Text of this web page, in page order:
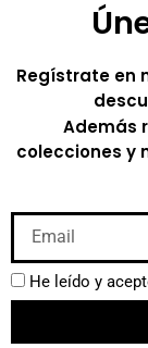
Regístrate en
Además
colecciones y
He leído y